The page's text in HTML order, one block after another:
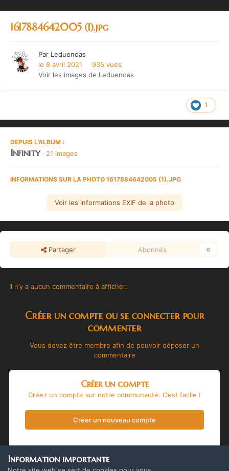
1617884642005 (1).jpg
Par Leduendas
le 8 avril 2021
935 vues
Voir les images de Leduendas
1
DEPUIS L’ALBUM :
Infinity · 21 images
INFORMATIONS SUR LA PHOTO 1617884642005 (1).JPG
Voir les informations EXIF de la photo
Partager Abonnés 0
Il n’y a aucun commentaire à afficher.
Créer un compte ou se connecter pour
commenter
Vous devez être membre afin de pouvoir déposer un
commentaire
Créer un compte
Créez un compte sur notre communauté. C’est facile !
Créer un nouveau compte
Vous avez déjà un compte ? Connectez-vous ici.
Information importante